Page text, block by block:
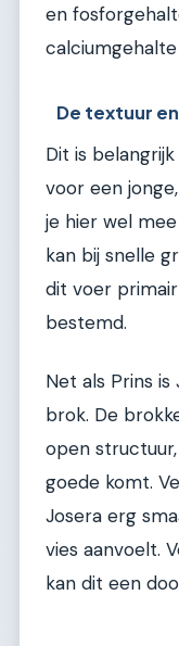
en
calciumgehalte
De textuur
Dit is
voor een
je hier wel
kan bij snelle
dit voer
bestemd.
Net als Prins
brok. De
open
goede komt.
Josera erg
vies aanvoelt.
kan dit een